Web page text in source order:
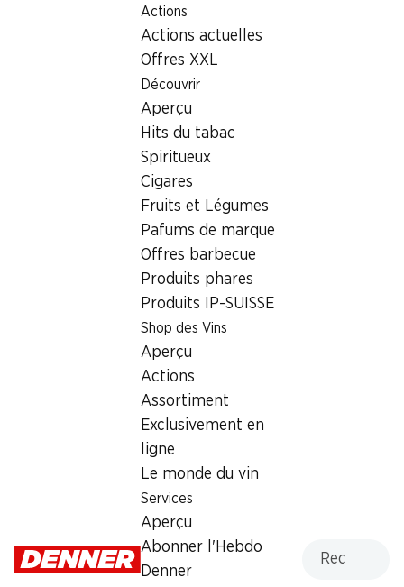
Actions
Actions actuelles
Offres XXL
Découvrir
Aperçu
Hits du tabac
Spiritueux
Cigares
Fruits et Légumes
Pafums de marque
Offres barbecue
Produits phares
Produits IP-SUISSE
Shop des Vins
Aperçu
Actions
Assortiment
Exclusivement en
ligne
Le monde du vin
Services
Aperçu
Abonner l'Hebdo
Denner
Localisateur de succursales
Succursale Denner Feldstrasse 6, 8853 Lachen SZ
8853 Lachen SZ, Obersee
Center Lachen
Succursale Denner
Feldstrasse 6, 8853 Lachen SZ
Voir l’itinéraire
Heures d'ouverture
Mercredi